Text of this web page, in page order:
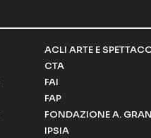
ACLI ARTE E
CTA
FAI
FAP
FONDAZIONE A.
IPSIA